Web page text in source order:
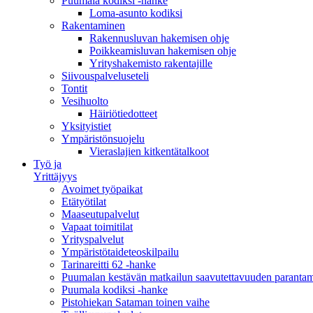
Loma-asunto kodiksi
Rakentaminen
Rakennusluvan hakemisen ohje
Poikkeamisluvan hakemisen ohje
Yrityshakemisto rakentajille
Siivouspalveluseteli
Tontit
Vesihuolto
Häiriötiedotteet
Yksityistiet
Ympäristönsuojelu
Vieraslajien kitkentätalkoot
Työ ja
Yrittäjyys
Avoimet työpaikat
Etätyötilat
Maaseutupalvelut
Vapaat toimitilat
Yrityspalvelut
Ympäristötaideteoskilpailu
Tarinareitti 62 -hanke
Puumalan kestävän matkailun saavutettavuuden
Puumala kodiksi -hanke
Pistohiekan Sataman toinen vaihe